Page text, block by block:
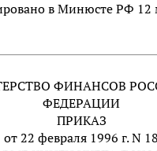
в Минюсте РФ 12
ФИНАНСОВ
ФЕДЕРАЦИИ
ПРИКАЗ
от 22 февраля 1996 г. N 18